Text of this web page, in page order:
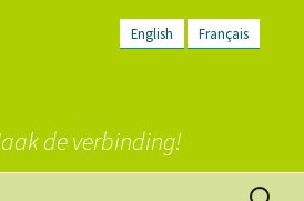
English Français
de verbinding!
Zoeken